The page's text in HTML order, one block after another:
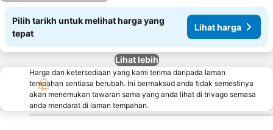
Pilih tarikh untuk melihat harga yang
tepat
Lihat harga
Lihat lebih
Harga dan ketersediaan yang kami terima daripada laman
tempahan sentiasa berubah. Ini bermaksud anda tidak semestinya
akan menemukan tawaran sama yang anda lihat di trivago semasa
anda mendarat di laman tempahan.